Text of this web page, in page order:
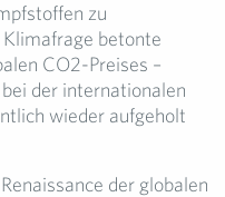
zu
betonte
CO2-Preises –
der internationalen
wieder aufgeholt
der globalen